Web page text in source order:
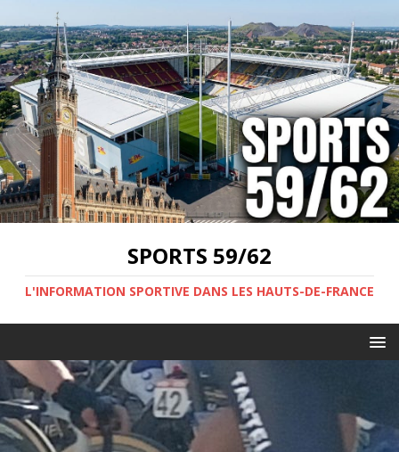
SPORTS 59/62
L'INFORMATION SPORTIVE DANS LES HAUTS-DE-FRANCE